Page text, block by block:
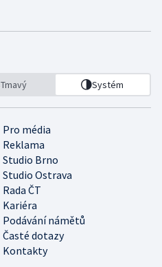
Tmavý Systém
Pro média
Reklama
Studio Brno
Studio Ostrava
Rada ČT
Kariéra
Podávání námětů
Časté dotazy
Kontakty